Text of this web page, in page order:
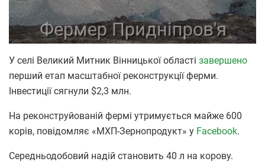
У селі Великий Митник Вінницької області завершено
перший етап масштабної реконструкції ферми.
Інвестиції сягнули $2,3 млн.
На реконструйованій фермі утримується майже 600
корів, повідомляє «МХП-Зернопродукт» у Facebook.
Середньодобовий надій становить 40 л на корову.